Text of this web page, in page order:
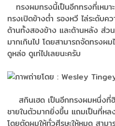
ทรงผมทรงนี้เป็นอีกทรงที่เหมา
ทรงเปิดข้างต่ำ​ รองหวี​ ไล่ระดับ
ด้านทั้งสองข้าง​ และด้านหลัง​ ส่ว
มากเกินไป​ โดยสามารถ​จัดทรงผ
ดูหล่อ​ ดูเท่​ไปเลยนะครับ
สกินเฮด​ เป็นอีกทรงผมหนึ่ง​ที่
ชายในตัวมากยิ่งขึ้น​ แถมเป็นที่ห
โดยตัดผมให้ทั่วศีรษะ​ให้หมด​ สามา